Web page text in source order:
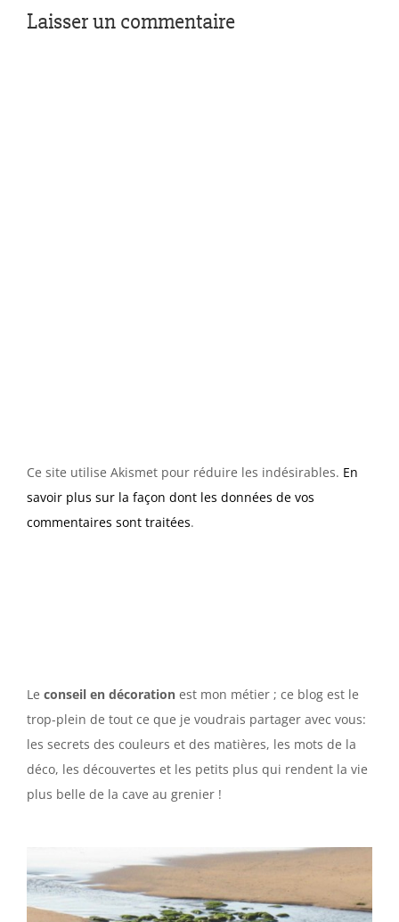
Laisser un commentaire
Ce site utilise Akismet pour réduire les indésirables. En
savoir plus sur la façon dont les données de vos
commentaires sont traitées.
Le conseil en décoration est mon métier ; ce blog est le
trop-plein de tout ce que je voudrais partager avec vous:
les secrets des couleurs et des matières, les mots de la
déco, les découvertes et les petits plus qui rendent la vie
plus belle de la cave au grenier !